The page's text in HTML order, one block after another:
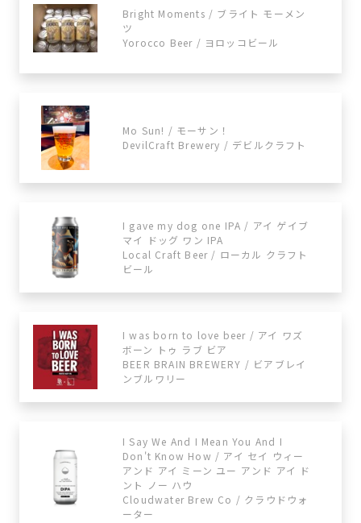
Bright Moments / ブライト モーメン
ツ
Yorocco Beer / ヨロッコビール
Mo Sun! / モーサン！
DevilCraft Brewery / デビルクラフト
I gave my dog one IPA / アイ ゲイブ
マイ ドッグ ワン IPA
Local Craft Beer / ローカル クラフト
ビール
I was born to love beer / アイ ワズ
ボーン トゥ ラブ ビア
BEER BRAIN BREWERY / ビアブレイ
ンブルワリー
I Say We And I Mean You And I
Don't Know How / アイ セイ ウィー
アンド アイ ミーン ユー アンド アイ ド
ント ノー ハウ
Cloudwater Brew Co / クラウドウォ
ーター